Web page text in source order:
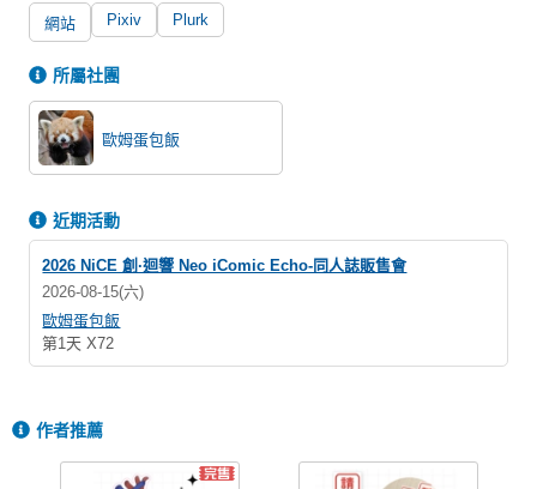
交流中心
攤位轉讓區
會員功能選單
會員中心
註冊會員
登入
網站 Pixiv Plurk
所屬社團
歐姆蛋包飯
近期活動
2026 NiCE 創·迴響 Neo iComic Echo-同人誌販售會
2026-08-15(六)
歐姆蛋包飯
第1天 X72
作者推薦